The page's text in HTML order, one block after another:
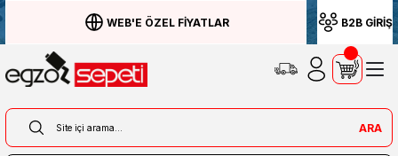
WEB'E ÖZEL FİYATLAR B2B GİRİŞ
ARA